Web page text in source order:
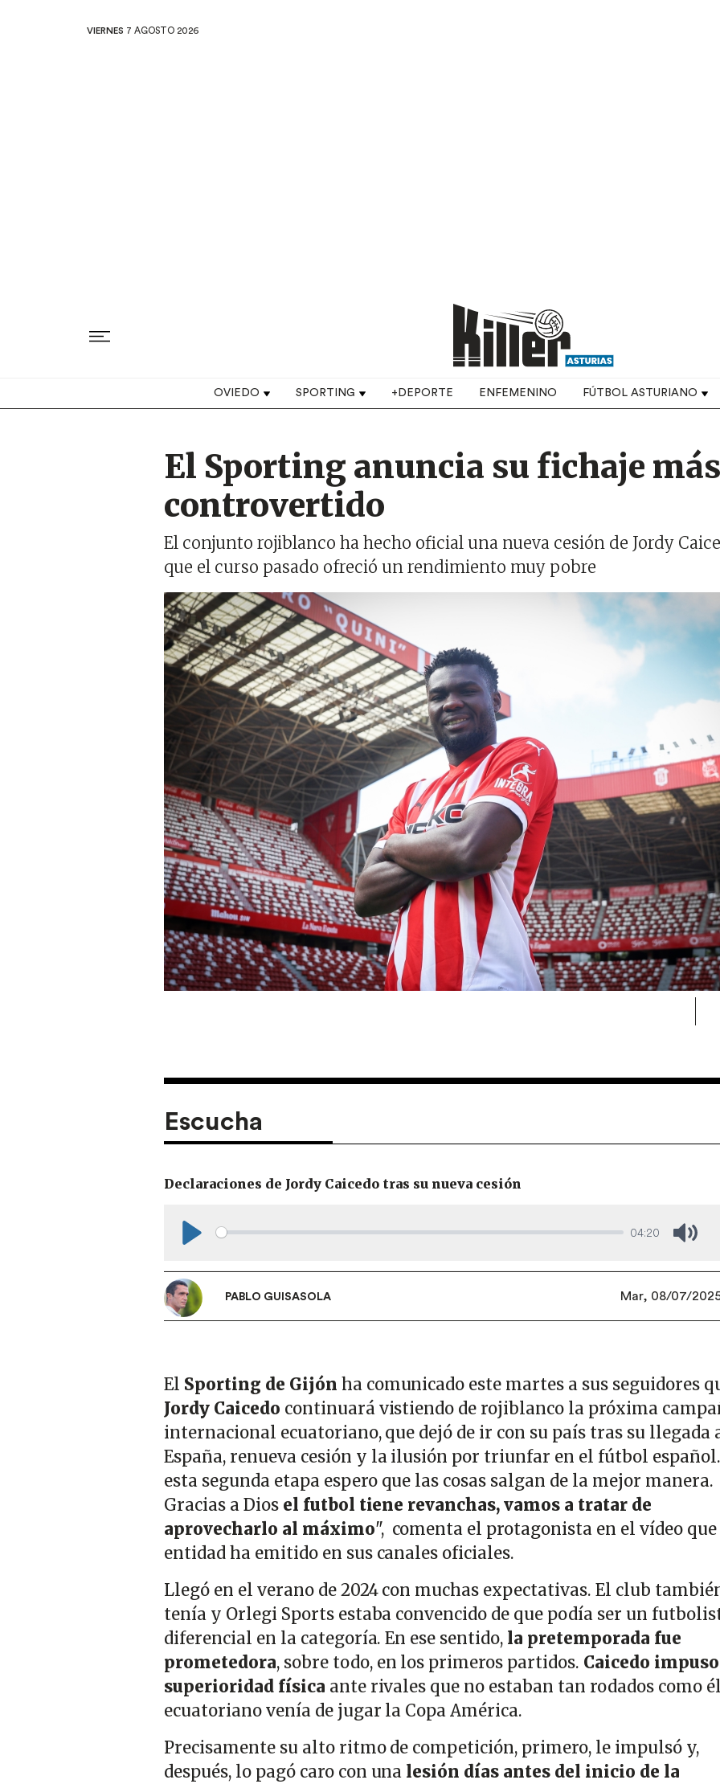
VIERNES 7 AGOSTO 2026
Top navigation
OVIEDO SPORTING +DEPORTE ENFEMENINO FÚTBOL ASTURIANO
El Sporting anuncia su fichaje más
controvertido
El conjunto rojiblanco ha hecho oficial una nueva cesión de Jordy
que el curso pasado ofreció un rendimiento muy pobre
Imagen
Escucha
Declaraciones de Jordy Caicedo tras su nueva cesión
04:20
PABLO GUISASOLA Mar, 08/07/
El Sporting de Gijón ha comunicado este martes a sus seguidores
Jordy Caicedo continuará vistiendo de rojiblanco la próxima
internacional ecuatoriano, que dejó de ir con su país tras su llegada
España, renueva cesión y la ilusión por triunfar en el fútbol
esta segunda etapa espero que las cosas salgan de la mejor manera.
Gracias a Diosel futbol tiene revanchas, vamos a tratar de
aprovecharlo al máximo", comenta el protagonista en el vídeo
entidad ha emitido en sus canales oficiales.
Llegó en el verano de 2024 con muchas expectativas. El club
tenía y Orlegi Sports estaba convencido de que podía ser un
diferencial en la categoría. En ese sentido, la pretemporada fue
prometedora, sobre todo, en los primeros partidos. Caicedo
superioridad física ante rivales que no estaban tan rodados como
ecuatoriano venía de jugar la Copa América.
Precisamente su alto ritmo de competición, primero, le impulsó y,
después, lo pagó caro con una lesión días antes del inicio de la